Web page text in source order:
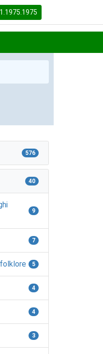
576
40
9
7
5
4
4
3